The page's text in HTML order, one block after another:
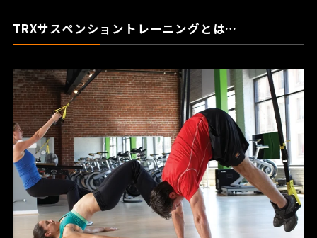
TRXサスペンショントレーニングとは…